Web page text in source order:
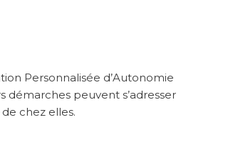
Personnalisée d’Autonomie
peuvent s’adresser
chez elles.